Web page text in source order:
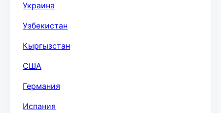
Украина
Узбекистан
Кыргызстан
США
Германия
Испания